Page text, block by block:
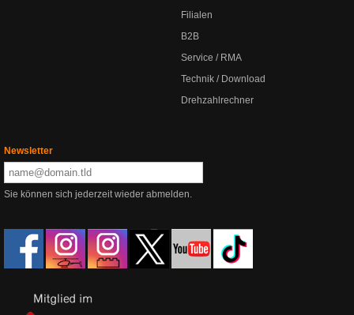
Filialen
B2B
Service / RMA
Technik / Download
Drehzahlrechner
Newsletter
Sie können sich jederzeit wieder abmelden.